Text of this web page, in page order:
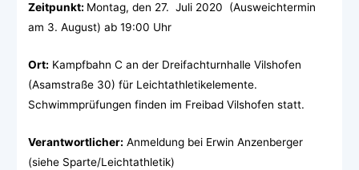
Zeitpunkt: Montag, den 27. Juli 2020 (Ausweichtermin
am 3. August) ab 19:00 Uhr
Ort: Kampfbahn C an der Dreifachturnhalle Vilshofen
(Asamstraße 30) für Leichtathletikelemente.
Schwimmprüfungen finden im Freibad Vilshofen statt.
Verantwortlicher: Anmeldung bei Erwin Anzenberger
(siehe Sparte/Leichtathletik)